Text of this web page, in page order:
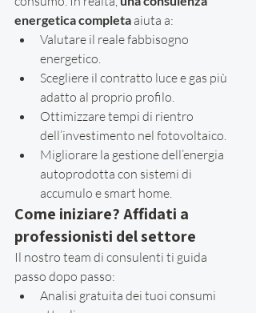
energetica completa aiuta a:
Valutare il reale fabbisogno
energetico.
Scegliere il contratto luce e gas più
adatto al proprio profilo.
Ottimizzare tempi di rientro
dell’investimento nel fotovoltaico.
Migliorare la gestione dell’energia
autoprodotta con sistemi di
accumulo e smart home.
Come iniziare? Affidati a
professionisti del settore
Il nostro team di consulenti ti guida
passo dopo passo:
Analisi gratuita dei tuoi consumi